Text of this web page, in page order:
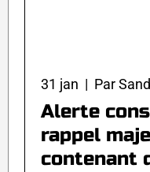
31 jan | Par
Alerte
rappel
contenant